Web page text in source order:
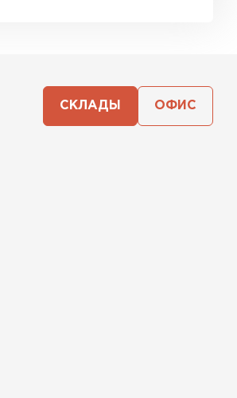
СКЛАДЫ ОФИС